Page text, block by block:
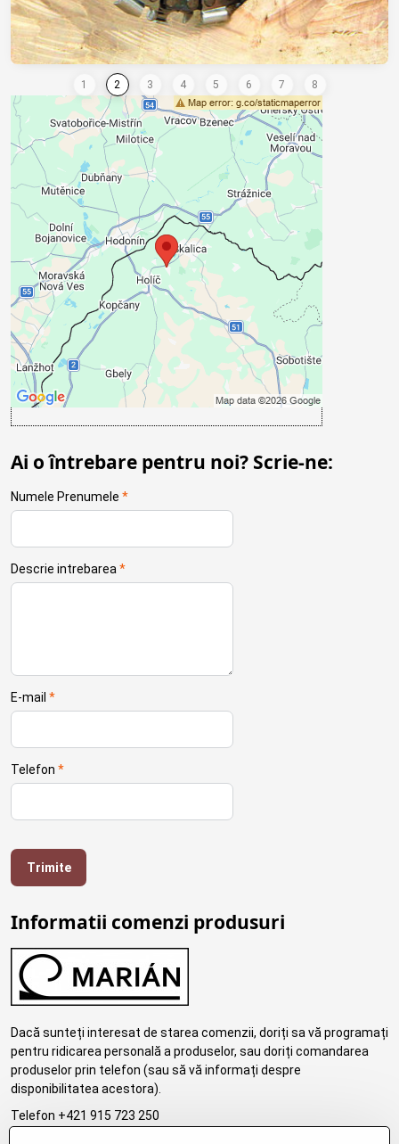
Conținutul extern este blocat de
opțiunile de confidențialitate
Doriți să încărcați conținut extern?
Admite acum
Accept- cookie type: Funcțional
Deschideți conținutul într-o fereastră nouă
Ai o întrebare pentru noi? Scrie-ne:
Numele Prenumele *
Descrie intrebarea *
E-mail *
Telefon *
Trimite
Informatii comenzi produsuri
Dacă sunteți interesat de starea comenzii, doriți sa vă programați
pentru ridicarea personală a produselor, sau doriți comandarea
produselor prin telefon (sau să vă informați despre
disponibilitatea acestora).
Telefon +421 915 723 250